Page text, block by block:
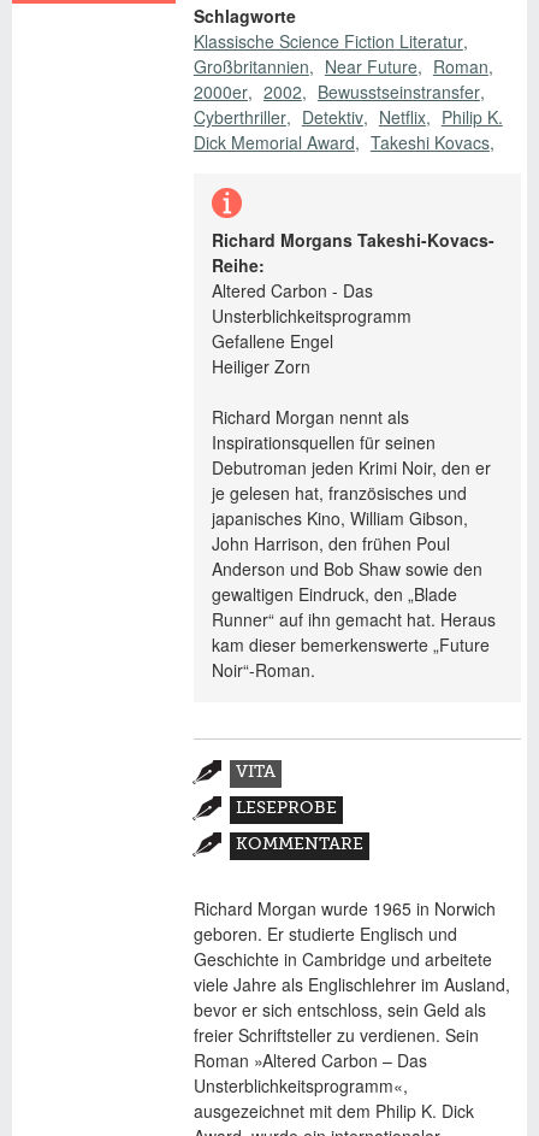
Schlagworte
Klassische Science Fiction Literatur
Großbritannien
Near Future
Roman
2000er
2002
Bewusstseinstransfer
Cyberthriller
Detektiv Netflix
Philip K.
Dick Memorial Award
Takeshi Kovacs
Richard Morgans Takeshi-Kovacs-
Reihe:
Altered Carbon - Das
Unsterblichkeitsprogramm
Gefallene Engel
Heiliger Zorn
Richard Morgan nennt als
Inspirationsquellen für seinen
Debutroman jeden Krimi Noir, den er
je gelesen hat, französisches und
japanisches Kino, William Gibson,
John Harrison, den frühen Poul
Anderson und Bob Shaw sowie den
gewaltigen Eindruck, den „Blade
Runner“ auf ihn gemacht hat. Heraus
kam dieser bemerkenswerte „Future
Noir“-Roman.
Zusatzmaterial
VITA
(AKTIVER
REITER)
LESEPROBE
KOMMENTARE
Richard Morgan wurde 1965 in Norwich
geboren. Er studierte Englisch und
Geschichte in Cambridge und arbeitete
viele Jahre als Englischlehrer im Ausland,
bevor er sich entschloss, sein Geld als
freier Schriftsteller zu verdienen. Sein
Roman »Altered Carbon – Das
Unsterblichkeitsprogramm«,
ausgezeichnet mit dem Philip K. Dick